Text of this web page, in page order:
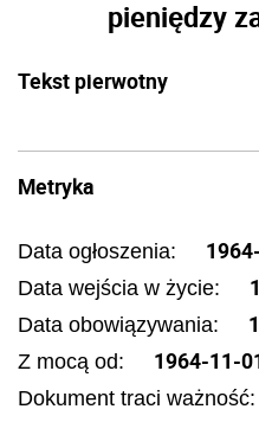
pieniędzy
Tekst pierwotny
Metryka
Data ogłoszenia:
Data wejścia w życie:
Data obowiązywania:
Z mocą od: 1964-11-
Dokument traci ważność: